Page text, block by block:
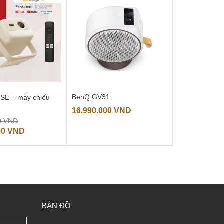
11.330.000 VND.
– máy chiếu
VNDGiá
gốc
VND
BenQ GV31
16.990.000VND
BẢN ĐỒ